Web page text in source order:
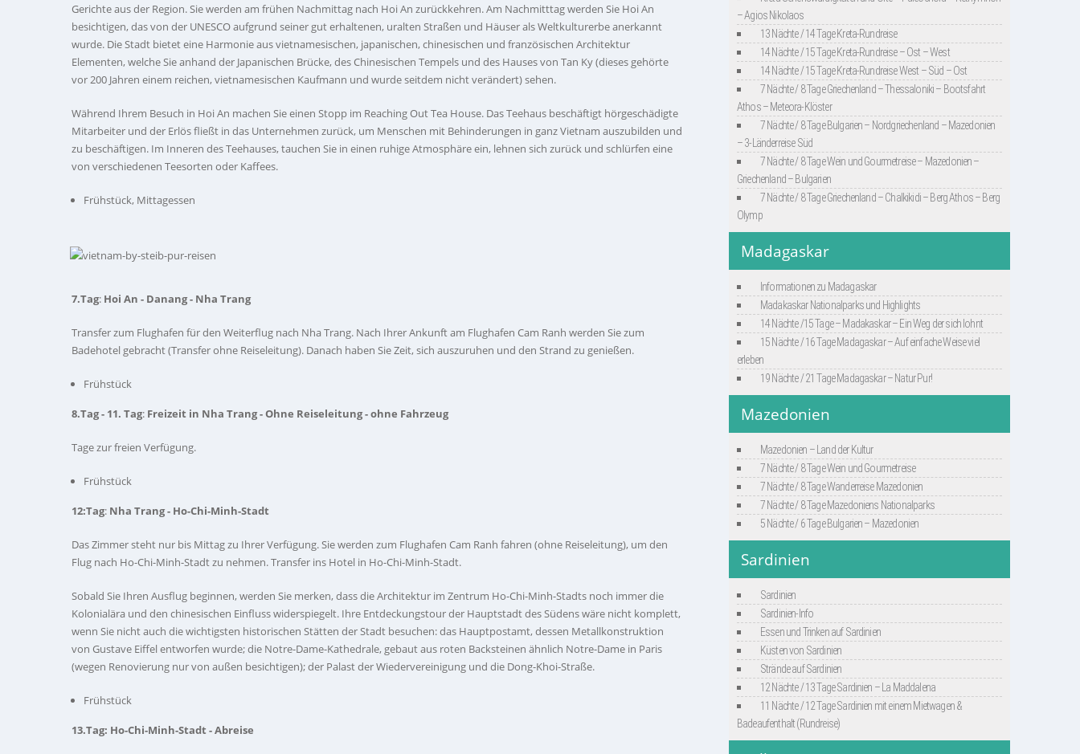
Gerichte aus der Region. Sie werden am frühen Nachmittag nach Hoi An zurückkehren. Am Nachmitttag werden Sie Hoi An
besichtigen, das von der UNESCO aufgrund seiner gut erhaltenen, uralten Straßen und Häuser als Weltkulturerbe anerkannt
wurde. Die Stadt bietet eine Harmonie aus vietnamesischen, japanischen, chinesischen und französischen Architektur
Elementen, welche Sie anhand der Japanischen Brücke, des Chinesischen Tempels und des Hauses von Tan Ky (dieses gehörte
vor 200 Jahren einem reichen, vietnamesischen Kaufmann und wurde seitdem nicht verändert) sehen.
Während Ihrem Besuch in Hoi An machen Sie einen Stopp im Reaching Out Tea House. Das Teehaus beschäftigt hörgeschädigte
Mitarbeiter und der Erlös fließt in das Unternehmen zurück, um Menschen mit Behinderungen in ganz Vietnam auszubilden und
zu beschäftigen. Im Inneren des Teehauses, tauchen Sie in einen ruhige Atmosphäre ein, lehnen sich zurück und schlürfen eine
von verschiedenen Teesorten oder Kaffees.
Frühstück, Mittagessen
7.Tag: Hoi An - Danang - Nha Trang
Transfer zum Flughafen für den Weiterflug nach Nha Trang. Nach Ihrer Ankunft am Flughafen Cam Ranh werden Sie zum
Badehotel gebracht (Transfer ohne Reiseleitung). Danach haben Sie Zeit, sich auszuruhen und den Strand zu genießen.
Frühstück
8.Tag - 11. Tag: Freizeit in Nha Trang - Ohne Reiseleitung - ohne Fahrzeug
Tage zur freien Verfügung.
Frühstück
12:Tag: Nha Trang - Ho-Chi-Minh-Stadt
Das Zimmer steht nur bis Mittag zu Ihrer Verfügung. Sie werden zum Flughafen Cam Ranh fahren (ohne Reiseleitung), um den
Flug nach Ho-Chi-Minh-Stadt zu nehmen. Transfer ins Hotel in Ho-Chi-Minh-Stadt.
Sobald Sie Ihren Ausflug beginnen, werden Sie merken, dass die Architektur im Zentrum Ho-Chi-Minh-Stadts noch immer die
Kolonialära und den chinesischen Einfluss widerspiegelt. Ihre Entdeckungstour der Hauptstadt des Südens wäre nicht komplett,
wenn Sie nicht auch die wichtigsten historischen Stätten der Stadt besuchen: das Hauptpostamt, dessen Metallkonstruktion
von Gustave Eiffel entworfen wurde; die Notre-Dame-Kathedrale, gebaut aus roten Backsteinen ähnlich Notre-Dame in Paris
(wegen Renovierung nur von außen besichtigen); der Palast der Wiedervereinigung und die Dong-Khoi-Straße.
Frühstück
13.Tag: Ho-Chi-Minh-Stadt - Abreise
– Agios Nikolaos
13 Nächte / 14 Tage Kreta-Rundreise
14 Nächte / 15 Tage Kreta-Rundreise – Ost – West
14 Nächte / 15 Tage Kreta-Rundreise West – Süd – Ost
7 Nächte / 8 Tage Griechenland – Thessaloniki – Bootsfahrt
Athos – Meteora-Klöster
7 Nächte / 8 Tage Bulgarien – Nordgriechenland – Mazedonien
– 3-Länderreise Süd
7 Nächte / 8 Tage Wein und Gourmetreise – Mazedonien –
Griechenland – Bulgarien
7 Nächte / 8 Tage Griechenland – Chalkikidi – Berg Athos – Berg
Olymp
Madagaskar
Informationen zu Madagaskar
Madakaskar Nationalparks und Highlights
14 Nächte /15 Tage – Madakaskar – Ein Weg der sich lohnt
15 Nächte / 16 Tage Madagaskar – Auf einfache Weise viel
erleben
19 Nächte / 21 Tage Madagaskar – Natur Pur!
Mazedonien
Mazedonien – Land der Kultur
7 Nächte / 8 Tage Wein und Gourmetreise
7 Nächte / 8 Tage Wanderreise Mazedonien
7 Nächte / 8 Tage Mazedoniens Nationalparks
5 Nächte / 6 Tage Bulgarien – Mazedonien
Sardinien
Sardinien
Sardinien-Info
Essen und Trinken auf Sardinien
Küsten von Sardinien
Strände auf Sardinien
12 Nächte / 13 Tage Sardinien – La Maddalena
11 Nächte / 12 Tage Sardinien mit einem Mietwagen &
Badeaufenthalt (Rundreise)